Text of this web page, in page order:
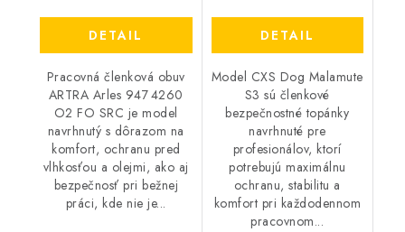
DETAIL
Pracovná členková obuv
ARTRA Arles 947 4260
O2 FO SRC je model
navrhnutý s dôrazom na
komfort, ochranu pred
vlhkosťou a olejmi, ako aj
bezpečnosť pri bežnej
práci, kde nie je...
DETAIL
Model CXS Dog Malamute
S3 sú členkové
bezpečnostné topánky
navrhnuté pre
profesionálov, ktorí
potrebujú maximálnu
ochranu, stabilitu a
komfort pri každodennom
pracovnom...